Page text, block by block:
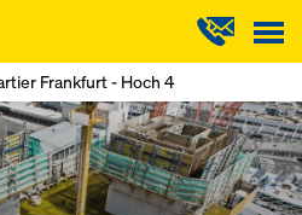
Frankfurt - Hoch 4